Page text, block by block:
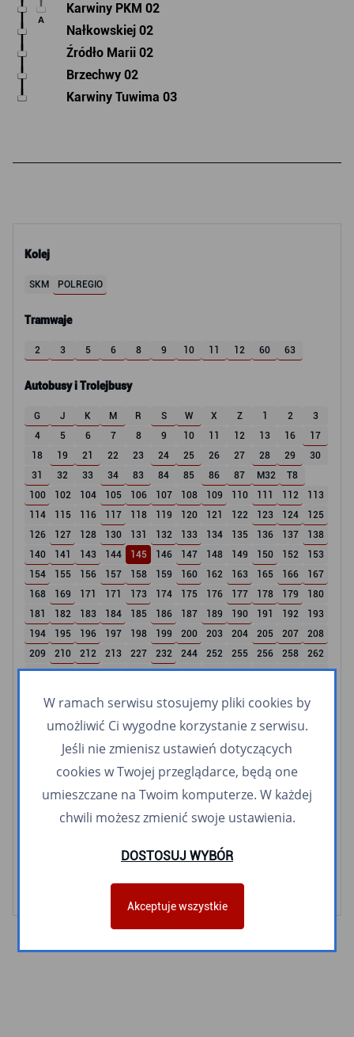
Kolej
SKM POLREGIO
Tramwaje
2 3 5 6 8 9 10 11 12 60 63
Autobusy i Trolejbusy
G J K M R S W X Z 1 2
3
4
5 6 7 8 9 10 11 12 13 16
17
18
19 21 22 23 24 25 26 27 28 29
30
31
32 33 34 83 84 85 86 87 M32
T8
100
102 104 105 106 107 108 109 110 111 112
113
114
115 116 117 118 119 120 121 122 123 124
125
126
127 128 130 131 132 133 134 135 136 137
138
140
141 143 144 145 146 147 148 149 150 152
153
154
155 156 157 158 159 160 162 163 165 166
167
168
169 171 171 173 174 175 176 177 178 179
180
181
182 183 184 185 186 187 189 190 191 192
193
194
195 196 197 198 199 200 203 204 205 207
208
209
210 212 213 227 232 244 252 255 256 258
262
265
267 268 269 282 283 287 288 289 295 307
309
940 959
Linie nocne
N2 N3 N4 N5 N6 N8 N9 N10 N14
N16
N20
N30 N40 N56 N65 N78 N89 N94
Orłowski meleks
A
Karwiny PKM 02
Nałkowskiej 02
Źródło Marii 02
Brzechwy 02
Karwiny Tuwima 03
W ramach serwisu stosujemy pliki cookies by
umożliwić Ci wygodne korzystanie z serwisu.
Jeśli nie zmienisz ustawień dotyczących
cookies w Twojej przeglądarce, będą one
umieszczane na Twoim komputerze. W każdej
chwili możesz zmienić swoje ustawienia.
DOSTOSUJ WYBÓR
Akceptuje wszystkie